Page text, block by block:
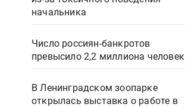
начальника
Число россиян-банкротов
превысило 2,2 миллиона человек
В Ленинградском зоопарке
открылась выставка о работе в